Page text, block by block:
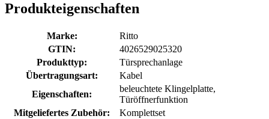
Produkteigenschaften
Marke:
Ritto
GTIN:
4026529025320
Produkttyp:
Türsprechanlage
Übertragungsart:
Kabel
Eigenschaften:
beleuchtete Klingelplatte,
Türöffnerfunktion
Mitgeliefertes Zubehör:
Komplettset